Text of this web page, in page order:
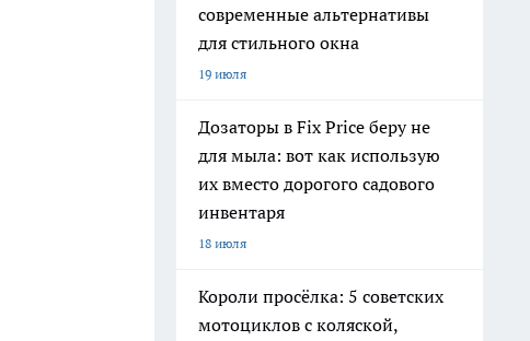
современные альтернативы
для стильного окна
19 июля
Дозаторы в Fix Price беру не
для мыла: вот как использую
их вместо дорогого садового
инвентаря
18 июля
Короли просёлка: 5 советских
мотоциклов с коляской,